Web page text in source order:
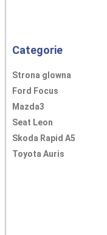
Categorie
Strona glowna
Ford Focus
Mazda3
Seat Leon
Skoda Rapid A5
Toyota Auris